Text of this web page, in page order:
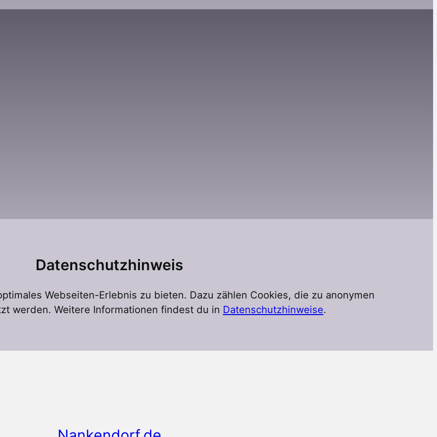
Datenschutzhinweis
Webseiten-Erlebnis zu bieten. Dazu zählen Cookies, die zu anonymen
werden. Weitere Informationen findest du in Datenschutzhinweise.